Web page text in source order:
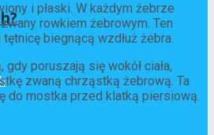
i płaski. W każdym żebrze
rowkiem żebrowym. Ten
biegnącą wzdłuż żebra.
poruszają się wokół ciała,
zwaną chrząstką żebrową. Ta
do mostka przed klatką piersiową.